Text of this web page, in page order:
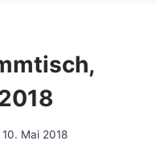
NEUE
(BDSG)
10. Mai 2018